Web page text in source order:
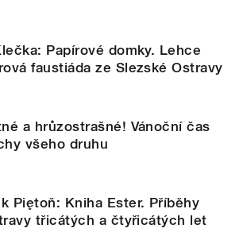
Papírové domky. Lehce
faustiáda ze Slezské Ostravy
a hrůzostrašné! Vánoční čas
všeho druhu
Piętoň: Kniha Ester. Příběhy
třicátých a čtyřicátých let